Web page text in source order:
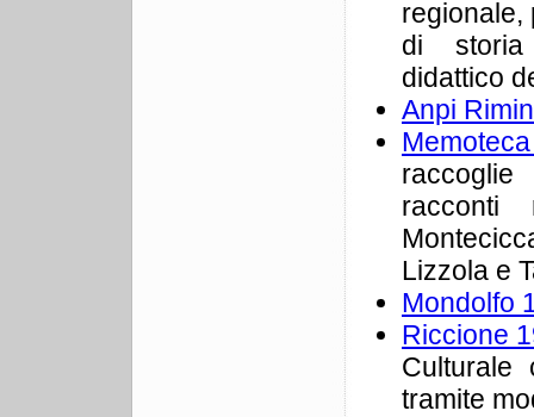
regionale,
di storia
didattico
Anpi
racconti
Lizzola e
Mondolfo
Riccione
Culturale
tramite